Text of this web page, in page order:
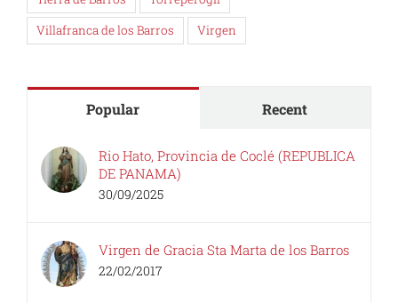
Villafranca de los Barros
Virgen
Popular Recent
Rio Hato, Provincia de Coclé (REPUBLICA
DE PANAMA)
30/09/2025
Virgen de Gracia Sta Marta de los Barros
22/02/2017